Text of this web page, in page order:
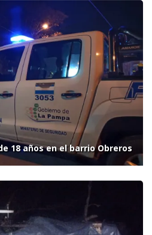
18 años en el barrio Obreros